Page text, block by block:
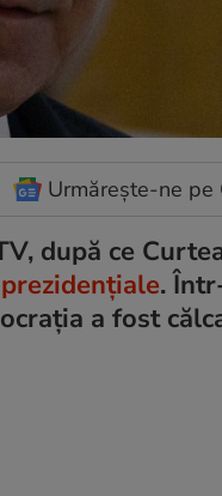
Urmărește-ne pe
după ce
.
a fost